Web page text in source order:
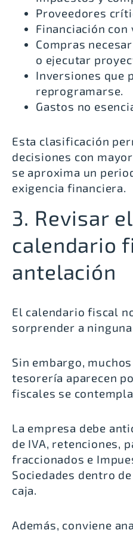
Proveedores
Financiación
Compras
o ejecutar
Inversiones que
reprogramarse.
Gastos no
Esta clasificación
decisiones con
se aproxima un
exigencia financiera.
3. Revisar el
calendario
antelación
El calendario fiscal
sorprender a
Sin embargo,
tesorería aparecen
fiscales se
La empresa debe
de IVA, retenciones,
fraccionados e
Sociedades dentro
caja.
Además, conviene